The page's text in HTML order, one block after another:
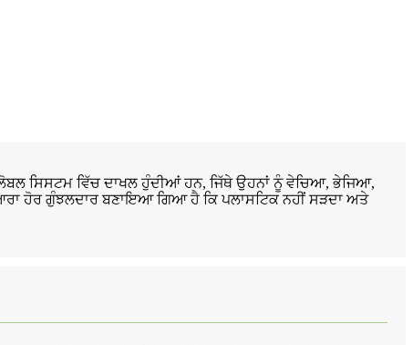
ਸਿਸਟਮ ਵਿੱਚ ਦਾਖਲ ਹੁੰਦੀਆਂ ਹਨ, ਜਿੱਥੇ ਉਹਨਾਂ ਨੂੰ ਵੇਚਿਆ, ਭੇਜਿਆ,
ਹੋਰ ਗੁੰਝਲਦਾਰ ਬਣਾਇਆ ਗਿਆ ਹੈ ਕਿ ਪਲਾਸਟਿਕ ਨਹੀਂ ਸੜਦਾ ਅਤੇ